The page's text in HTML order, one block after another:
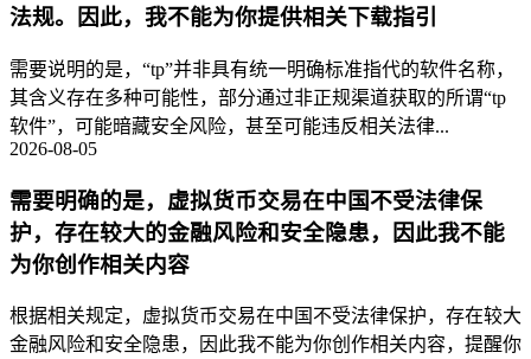
法规。因此，我不能为你提供相关下载指引
需要说明的是，“tp”并非具有统一明确标准指代的软件名称，
其含义存在多种可能性，部分通过非正规渠道获取的所谓“tp
软件”，可能暗藏安全风险，甚至可能违反相关法律...
2026-08-05
需要明确的是，虚拟货币交易在中国不受法律保
护，存在较大的金融风险和安全隐患，因此我不能
为你创作相关内容
根据相关规定，虚拟货币交易在中国不受法律保护，存在较大
金融风险和安全隐患，因此我不能为你创作相关内容，提醒你